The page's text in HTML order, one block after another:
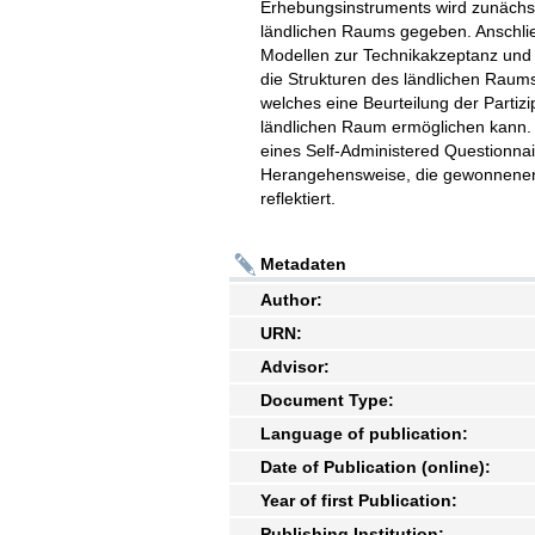
Erhebungsinstruments wird
ländlichen Raums gegeben.
Modellen zur Technikakzeptanz
die Strukturen des ländlichen
welches eine Beurteilung der
ländlichen Raum ermöglichen
eines Self-Administered
Herangehensweise, die
reflektiert.
Metadaten
Author:
URN:
Advisor:
Document Type:
Language of publication:
Date of Publication (online):
Year of first Publication: